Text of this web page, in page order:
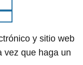
y sitio web
vez que haga un